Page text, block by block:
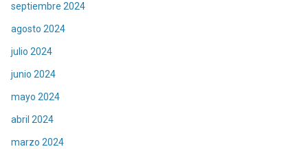
septiembre 2024
agosto 2024
julio 2024
junio 2024
mayo 2024
abril 2024
marzo 2024